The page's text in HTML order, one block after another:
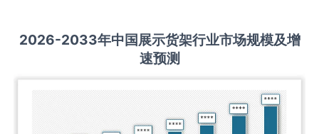
2026-2033年中国展示货架行业市场规模及增
速预测